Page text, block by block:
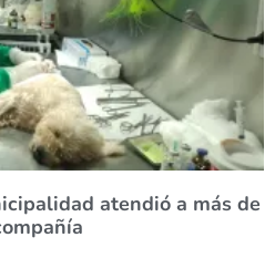
atendió a más de